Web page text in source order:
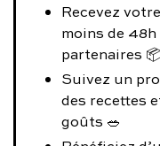
Recevez
moins de 48h
partenaires 📦
Suivez un
des recettes
goûts 🥗